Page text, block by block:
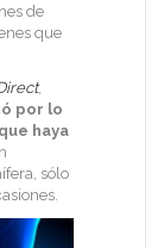
de
que
,
por lo
haya
sólo